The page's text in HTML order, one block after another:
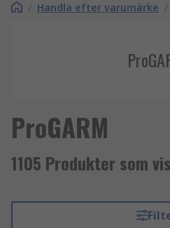
/ Handla efter varumärke /
ProGARM
1105 Produkter som